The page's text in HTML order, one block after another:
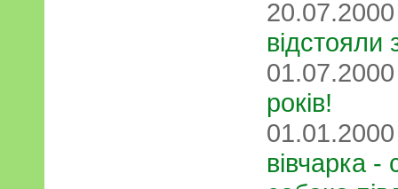
відстояли
років!
вівчарка